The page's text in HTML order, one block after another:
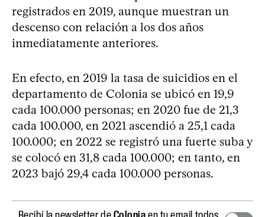
registrados en 2019, aunque muestran un
descenso con relación a los dos años
inmediatamente anteriores.
En efecto, en 2019 la tasa de suicidios en el
departamento de Colonia se ubicó en 19,9
cada 100.000 personas; en 2020 fue de 21,3
cada 100.000, en 2021 ascendió a 25,1 cada
100.000; en 2022 se registró una fuerte suba y
se colocó en 31,8 cada 100.000; en tanto, en
2023 bajó 29,4 cada 100.000 personas.